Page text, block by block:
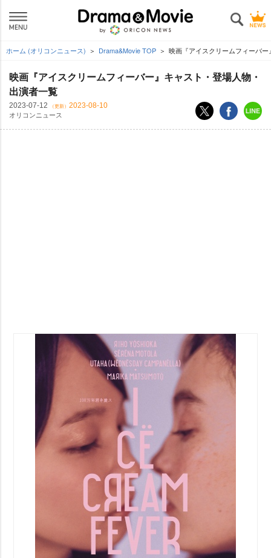
ホーム (オリコンニュース) Drama&Movie TOP 映画『アイスクリームフィーバ
映画『アイスクリームフィーバー』キャスト・登場人物・
出演者一覧
2023-07-12 （更新） 2023-08-10
オリコンニュース